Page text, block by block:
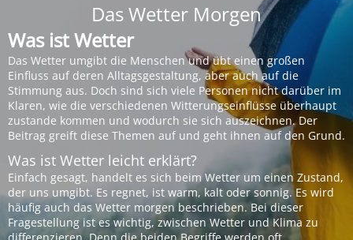
Das Wetter Morgen
Was ist Wetter
Das Wetter umgibt die Menschen und übt einen großen
Einfluss auf deren Alltagsgestaltung, aber auch auf die
Stimmung aus. Doch sind sich viele Personen nicht darüber im
Klaren, wie die verschiedenen Witterungseinflüsse überhaupt
zustande kommen und wodurch sie sich auszeichnen. Der
Beitrag greift diese Themen auf und geht ihnen auf den Grund.
Was ist Wetter leicht erklärt?
Einfach gesagt, handelt es sich beim Wetter um einen Zustand,
der uns umgibt. Es regnet, ist warm, kalt oder sonnig. Es wird
häufig auch das Wetter morgen beschrieben. Bei dieser
Fragestellung ist es wichtig, zwischen Wetter und Klima zu